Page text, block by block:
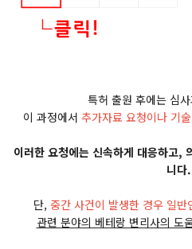
특허 출원 후에는 심
이 과정에서 추가자료 요청이나 기
이러한 요청에는 신속하게 대응하고,
니다.
단, 중간 사건이 발생한 경우 일
관련 분야의 베테랑 변리사의 도